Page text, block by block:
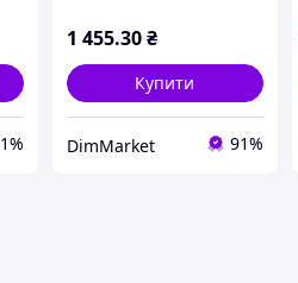
1 455.30 ₴
Купити
DimMarket 91%